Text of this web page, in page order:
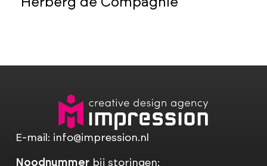
Herberg de Compagnie
E-mail: info@impression.nl
Noodnummerbij storingen: